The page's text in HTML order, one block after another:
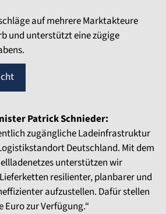
auf mehrere Marktakteure
und unterstützt eine zügige
Patrick Schnieder:
zugängliche Ladeinfrastruktur
Deutschland. Mit dem
unterstützen wir
resilienter, planbarer und
aufzustellen. Dafür stellen
zur Verfügung.“